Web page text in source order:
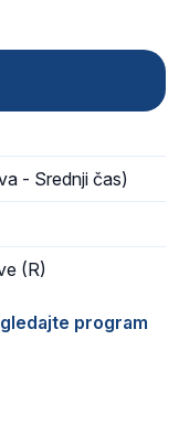
- Srednji čas)
(R)
program